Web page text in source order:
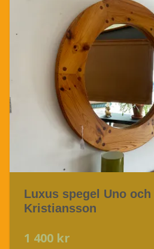
Luxus spegel Uno och
Kristiansson
1 400 kr